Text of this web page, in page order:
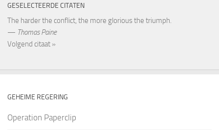
GESELECTEERDE CITATEN
The harder the conflict, the more glorious the triumph.
— Thomas Paine
Volgend citaat »
GEHEIME REGERING
Operation Paperclip